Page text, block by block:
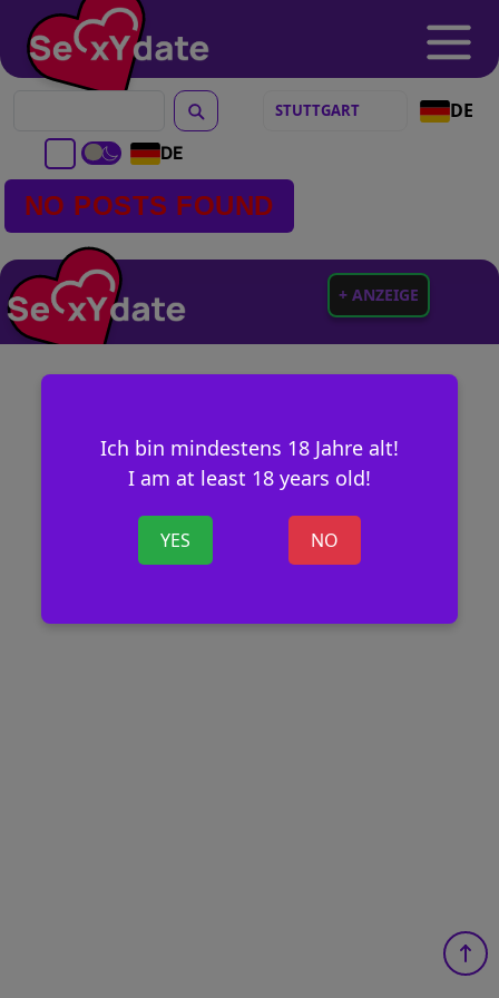
DE
DE
Ich bin mindestens 18 Jahre alt!
I am at least 18 years old!
YES NO
NO POSTS FOUND
+ ANZEIGE